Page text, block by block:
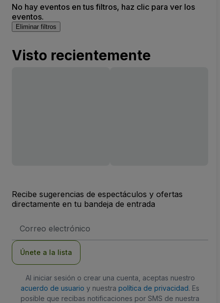
No hay eventos en tus filtros, haz clic para ver los
eventos.
Eliminar filtros
Visto recientemente
Recibe sugerencias de espectáculos y ofertas
directamente en tu bandeja de entrada
de
Únete a la lista
Al iniciar sesión o crear una cuenta, aceptas nuestro
acuerdo de usuario y nuestra política de privacidad. Es
posible que recibas notificaciones por SMS de nuestra